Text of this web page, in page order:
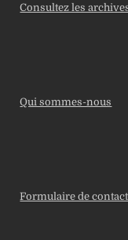
Consultez les
Qui sommes-nous
Formulaire de contact